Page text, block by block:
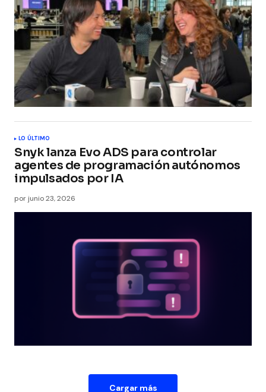
LO ÚLTIMO
Snyk lanza Evo ADS para controlar
agentes de programación autónomos
impulsados por IA
por junio 23, 2026
Cargar más